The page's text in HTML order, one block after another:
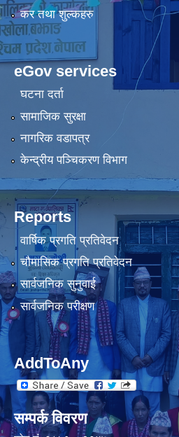
कर तथा शुल्कहरु
eGov services
घटना दर्ता
सामाजिक सुरक्षा
नागरिक वडापत्र
केन्द्रीय पञ्चिकरण विभाग
Reports
वार्षिक प्रगति प्रतिवेदन
चौमासिक प्रगति प्रतिवेदन
सार्वजनिक सुनुवाई
सार्वजनिक परीक्षण
AddToAny
सम्पर्क विवरण